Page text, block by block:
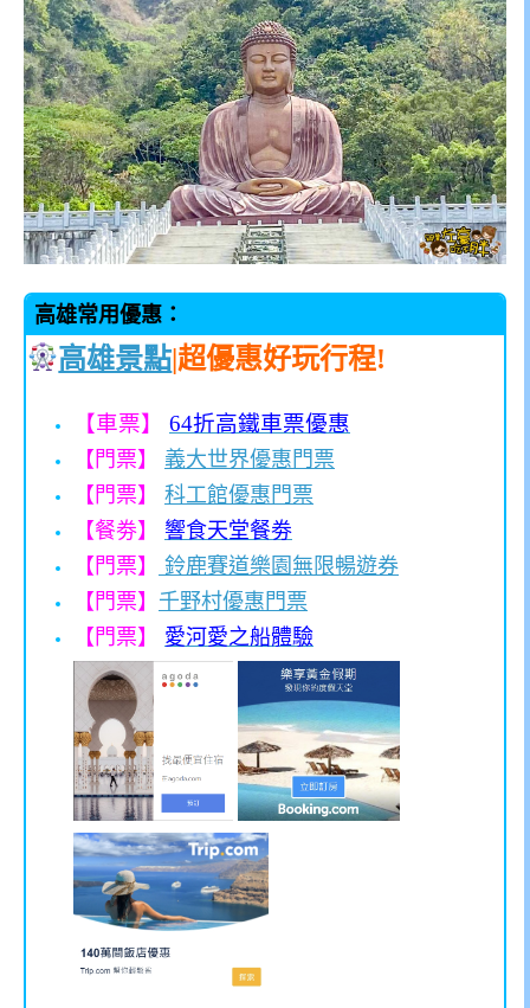
高雄常用優惠：
高雄景點|超優惠好玩行程!
【車票】 64折高鐵車票優惠
【門票】
義大世界優惠門票
【門票】
科工館優惠門票
【餐劵】
響食天堂餐劵
【門票】
鈴鹿賽道樂園無限暢遊券
【門票】 千野村優惠門票
【門票】
愛河愛之船體驗